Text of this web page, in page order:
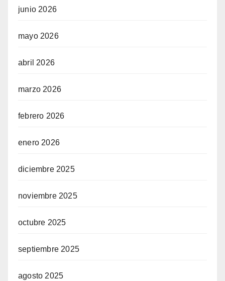
junio 2026
mayo 2026
abril 2026
marzo 2026
febrero 2026
enero 2026
diciembre 2025
noviembre 2025
octubre 2025
septiembre 2025
agosto 2025